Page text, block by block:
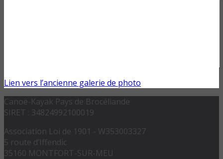
Lien vers l’ancienne galerie de photo
Canoë-Kayak Pays de Brocéliande
SIRET : 34824992100019
Association Loi de 1901 - W353003327
5 route d’Iffendic
35160 MONTFORT-SUR-MEU